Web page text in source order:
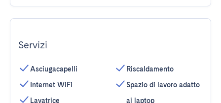
Servizi
Asciugacapelli
Internet WiFi
Lavatrice
Riscaldamento
Spazio di lavoro adatto
ai laptop